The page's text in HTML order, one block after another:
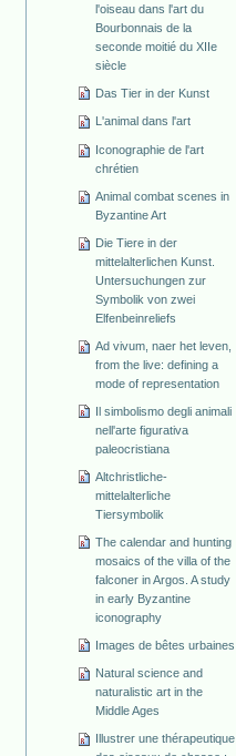
l'oiseau dans l'art du
Bourbonnais de la
seconde moitié du XIIe
siècle
Das Tier in der Kunst
L'animal dans l'art
Iconographie de l'art
chrétien
Animal combat scenes in
Byzantine Art
Die Tiere in der
mittelalterlichen Kunst.
Untersuchungen zur
Symbolik von zwei
Elfenbeinreliefs
Ad vivum, naer het leven,
from the live: defining a
mode of representation
Il simbolismo degli animali
nell'arte figurativa
paleocristiana
Altchristliche-
mittelalterliche
Tiersymbolik
The calendar and hunting
mosaics of the villa of the
falconer in Argos. A study
in early Byzantine
iconography
Images de bêtes urbaines
Natural science and
naturalistic art in the
Middle Ages
Illustrer une thérapeutique